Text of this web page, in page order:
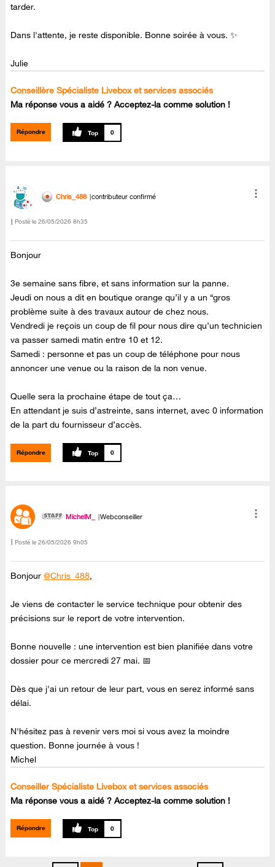
tarder.
Dans l'attente, je reste disponible. Bonne soirée à vous. ✨
Julie
Conseillère Spécialiste Livebox et services associés
Ma réponse vous a aidé ? Acceptez-la comme solution !
Répondre 0
Chris_488 contributeur confirmé
Posté le ‎26/05/2026 8h35
Bonjour
3e semaine sans fibre, et sans information sur la panne.
Jeudi on nous a dit en boutique orange qu’il y a un “gros
problème suite à des travaux autour de chez nous.
Vendredi je reçois un coup de fil pour nous dire qu’un technicien
va passer samedi matin entre 10 et 12.
Samedi : personne et pas un coup de téléphone pour nous
annoncer une venue ou la raison de la non venue.
Quelle sera la prochaine étape de tout ça…
En attendant je suis d’astreinte, sans internet, avec 0 information
de la part du fournisseur d’accès.
Répondre 0
MichelM_ Webconseiller
Posté le ‎26/05/2026 9h05
Bonjour@Chris_488,
Je viens de contacter le service technique pour obtenir des
précisions sur le report de votre intervention.
Bonne nouvelle : une intervention est bien planifiée dans votre
dossier pour ce mercredi 27 mai. 📅
Dès que j'ai un retour de leur part, vous en serez informé sans
délai.
N'hésitez pas à revenir vers moi si vous avez la moindre
question. Bonne journée à vous !
Michel
Conseiller Spécialiste Livebox et services associés
Ma réponse vous a aidé ? Acceptez-la comme solution !
Répondre 0